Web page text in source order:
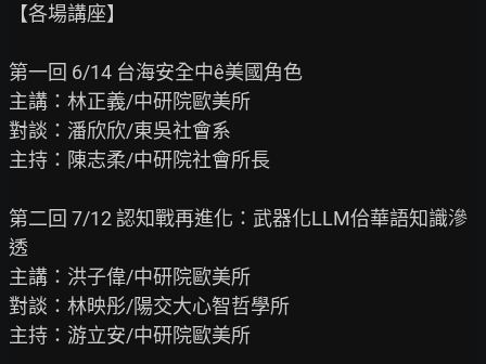
【各場講座】
第一回 6/14 台海安全中ê美國角色
主講：林正義/中研院歐美所
對談：潘欣欣/東吳社會系
主持：陳志柔/中研院社會所長
第二回 7/12 認知戰再進化：武器化LLM佮華語知識滲
透
主講：洪子偉/中研院歐美所
對談：林映彤/陽交大心智哲學所
主持：游立安/中研院歐美所